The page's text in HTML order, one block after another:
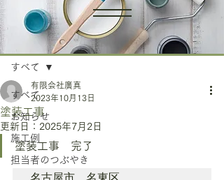
記事
すべて
お知らせ
施工例
担当者のつぶやき
すべて
塗装工事
有限会社廣真
2023年10月13日
更新日： 2025年7月2日
塗装工事　完了